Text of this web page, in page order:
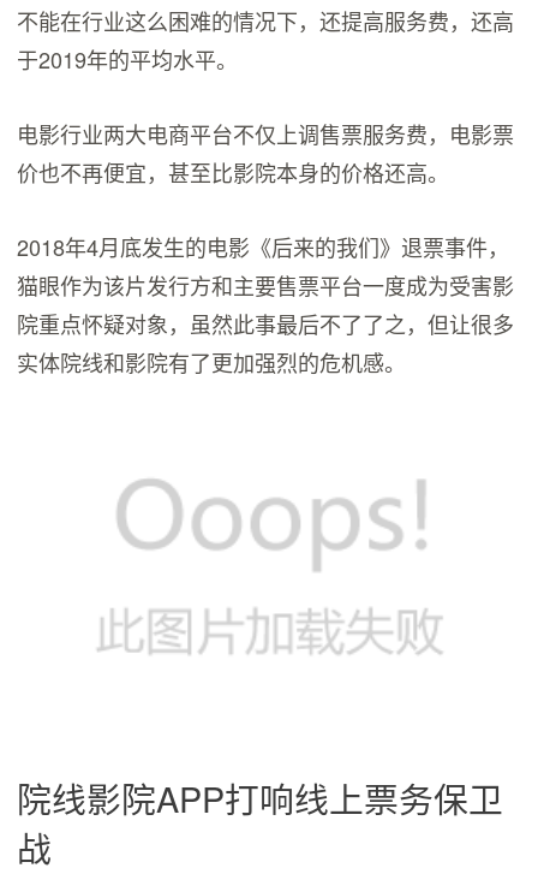
不能在行业这么困难的情况下，还提高服务费，还高
于2019年的平均水平。
电影行业两大电商平台不仅上调售票服务费，电影票
价也不再便宜，甚至比影院本身的价格还高。
2018年4月底发生的电影《后来的我们》退票事件，
猫眼作为该片发行方和主要售票平台一度成为受害影
院重点怀疑对象，虽然此事最后不了了之，但让很多
实体院线和影院有了更加强烈的危机感。
院线影院APP打响线上票务保卫
战